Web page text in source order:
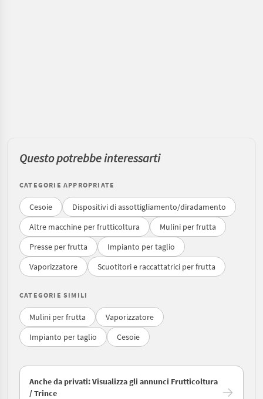
Questo potrebbe interessarti
CATEGORIE APPROPRIATE
Cesoie
Dispositivi di assottigliamento/diradamento
Altre macchine per frutticoltura
Mulini per frutta
Presse per frutta
Impianto per taglio
Vaporizzatore
Scuotitori e raccattatrici per frutta
CATEGORIE SIMILI
Mulini per frutta
Vaporizzatore
Impianto per taglio
Cesoie
Anche da privati: Visualizza gli annunci Frutticoltura
/ Trince